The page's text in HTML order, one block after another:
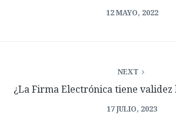
12 MAYO, 2022
NEXT
¿La Firma Electrónica tiene validez
17 JULIO, 2023